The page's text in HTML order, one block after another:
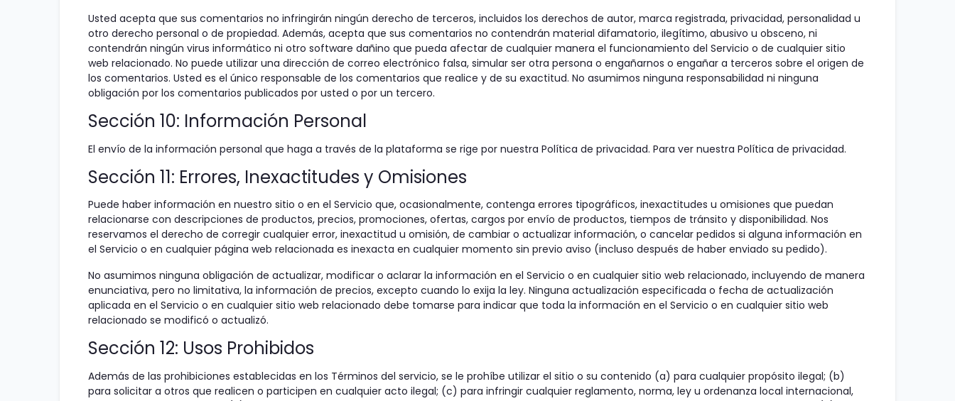
Usted acepta que sus comentarios no infringirán ningún derecho de terceros, incluidos los derechos de autor, marca registrada, privacidad, personalidad u
otro derecho personal o de propiedad. Además, acepta que sus comentarios no contendrán material difamatorio, ilegítimo, abusivo u obsceno, ni
contendrán ningún virus informático ni otro software dañino que pueda afectar de cualquier manera el funcionamiento del Servicio o de cualquier sitio
web relacionado. No puede utilizar una dirección de correo electrónico falsa, simular ser otra persona o engañarnos o engañar a terceros sobre el origen de
los comentarios. Usted es el único responsable de los comentarios que realice y de su exactitud. No asumimos ninguna responsabilidad ni ninguna
obligación por los comentarios publicados por usted o por un tercero.
Sección 10: Información Personal
El envío de la información personal que haga a través de la plataforma se rige por nuestra Política de privacidad. Para ver nuestra Política de privacidad.
Sección 11: Errores, Inexactitudes y Omisiones
Puede haber información en nuestro sitio o en el Servicio que, ocasionalmente, contenga errores tipográficos, inexactitudes u omisiones que puedan
relacionarse con descripciones de productos, precios, promociones, ofertas, cargos por envío de productos, tiempos de tránsito y disponibilidad. Nos
reservamos el derecho de corregir cualquier error, inexactitud u omisión, de cambiar o actualizar información, o cancelar pedidos si alguna información en
el Servicio o en cualquier página web relacionada es inexacta en cualquier momento sin previo aviso (incluso después de haber enviado su pedido).
No asumimos ninguna obligación de actualizar, modificar o aclarar la información en el Servicio o en cualquier sitio web relacionado, incluyendo de manera
enunciativa, pero no limitativa, la información de precios, excepto cuando lo exija la ley. Ninguna actualización especificada o fecha de actualización
aplicada en el Servicio o en cualquier sitio web relacionado debe tomarse para indicar que toda la información en el Servicio o en cualquier sitio web
relacionado se modificó o actualizó.
Sección 12: Usos Prohibidos
Además de las prohibiciones establecidas en los Términos del servicio, se le prohíbe utilizar el sitio o su contenido (a) para cualquier propósito ilegal; (b)
para solicitar a otros que realicen o participen en cualquier acto ilegal; (c) para infringir cualquier reglamento, norma, ley u ordenanza local internacional,